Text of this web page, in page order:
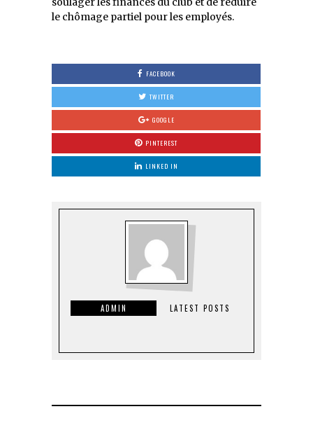
le chômage partiel pour les employés.
FACEBOOK
TWITTER
GOOGLE
PINTEREST
LINKED IN
ADMIN LATEST POSTS